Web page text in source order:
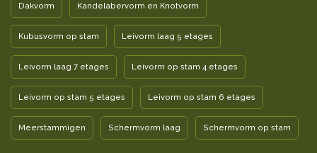
Dakvorm Kandelabervorm en Knotvorm
Kubusvorm op stam Leivorm laag 5 etages
Leivorm laag 7 etages Leivorm op stam 4 etages
Leivorm op stam 5 etages Leivorm op stam 6 etages
Meerstammigen Schermvorm laag Schermvorm op stam